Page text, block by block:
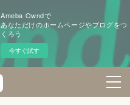
Ameba Owndで
あなただけのホームページやブログをつ
くろう
今すぐ試す